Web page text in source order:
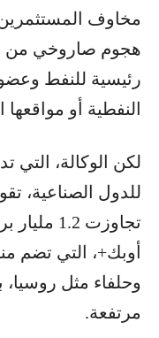
مخاوف
هجوم صاروخي من
رئيسية للنفط
النفطية أو مواقعها
لكن الوكالة، التي
للدول الصناعية،
تجاوزت
أوبك+، التي تضم
وحلفاء مثل
مرتفعة.